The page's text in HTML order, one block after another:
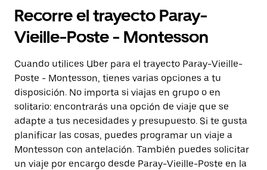
Recorre el trayecto Paray-
Vieille-Poste - Montesson
Cuando utilices Uber para el trayecto Paray-Vieille-
Poste - Montesson, tienes varias opciones a tu
disposición. No importa si viajas en grupo o en
solitario: encontrarás una opción de viaje que se
adapte a tus necesidades y presupuesto. Si te gusta
planificar las cosas, puedes programar un viaje a
Montesson con antelación. También puedes solicitar
un viaje por encargo desde Paray-Vieille-Poste en la